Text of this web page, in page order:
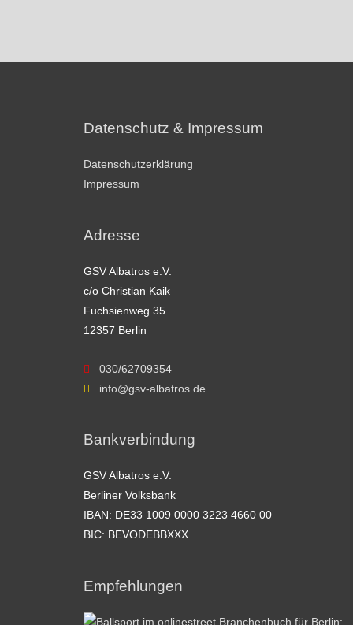
Datenschutz & Impressum
Datenschutzerklärung
Impressum
Adresse
GSV Albatros e.V.
c/o Christian Kaik
Fuchsienweg 35
12357 Berlin
030/62709354
info@gsv-albatros.de
Bankverbindung
GSV Albatros e.V.
Berliner Volksbank
IBAN: DE33 1009 0000 3223 4660 00
BIC: BEVODEBBXXX
Empfehlungen